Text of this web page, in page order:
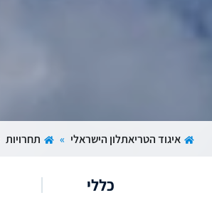
איגוד הטריאתלון הישראלי » תחרויות
כללי